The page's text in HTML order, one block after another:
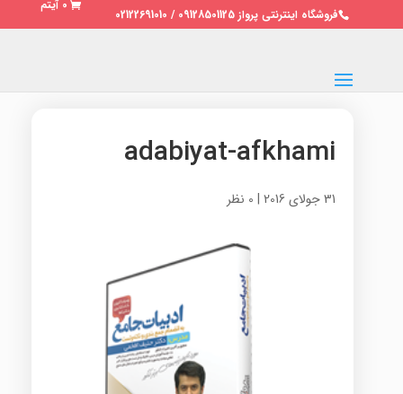
فروشگاه اینترنتی پرواز 09128501125 / 02122691010
0 آیتم
adabiyat-afkhami
31 جولای 2016 | 0 نظر